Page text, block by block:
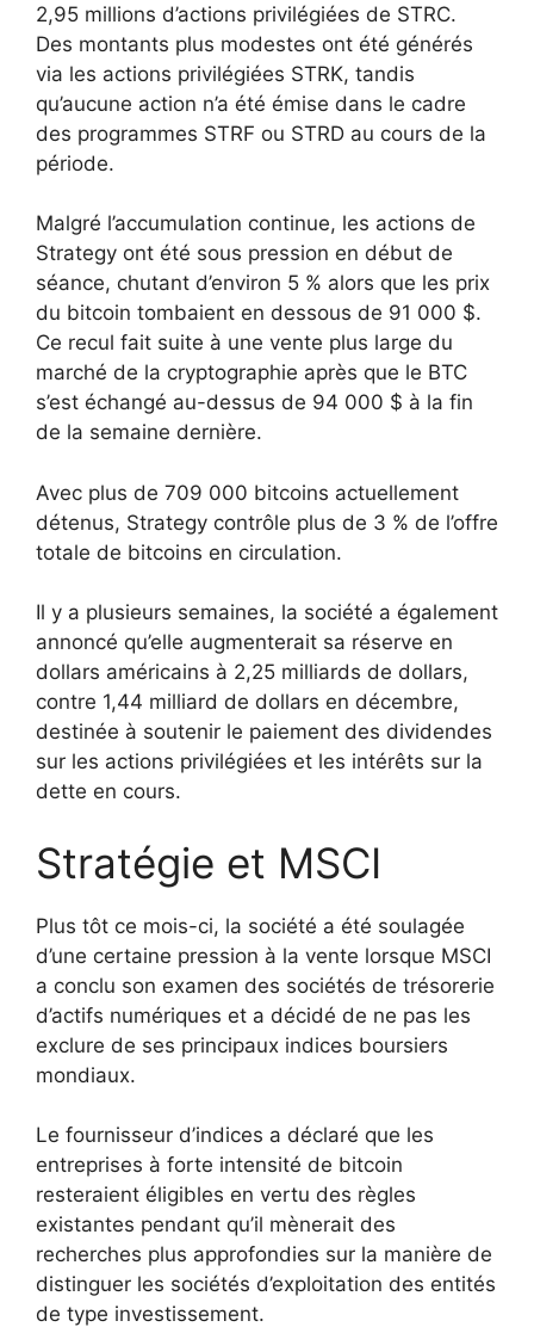
2,95 millions d’actions privilégiées de STRC.
Des montants plus modestes ont été générés
via les actions privilégiées STRK, tandis
qu’aucune action n’a été émise dans le cadre
des programmes STRF ou STRD au cours de la
période.
Malgré l’accumulation continue, les actions de
Strategy ont été sous pression en début de
séance, chutant d’environ 5 % alors que les prix
du bitcoin tombaient en dessous de 91 000 $.
Ce recul fait suite à une vente plus large du
marché de la cryptographie après que le BTC
s’est échangé au-dessus de 94 000 $ à la fin
de la semaine dernière.
Avec plus de 709 000 bitcoins actuellement
détenus, Strategy contrôle plus de 3 % de l’offre
totale de bitcoins en circulation.
Il y a plusieurs semaines, la société a également
annoncé qu’elle augmenterait sa réserve en
dollars américains à 2,25 milliards de dollars,
contre 1,44 milliard de dollars en décembre,
destinée à soutenir le paiement des dividendes
sur les actions privilégiées et les intérêts sur la
dette en cours.
Stratégie et MSCI
Plus tôt ce mois-ci, la société a été soulagée
d’une certaine pression à la vente lorsque MSCI
a conclu son examen des sociétés de trésorerie
d’actifs numériques et a décidé de ne pas les
exclure de ses principaux indices boursiers
mondiaux.
Le fournisseur d’indices a déclaré que les
entreprises à forte intensité de bitcoin
resteraient éligibles en vertu des règles
existantes pendant qu’il mènerait des
recherches plus approfondies sur la manière de
distinguer les sociétés d’exploitation des entités
de type investissement.